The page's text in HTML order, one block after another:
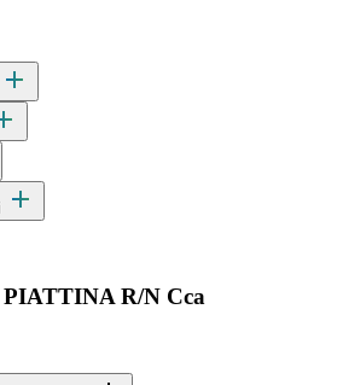
add
add
PIATTINA R/N Cca